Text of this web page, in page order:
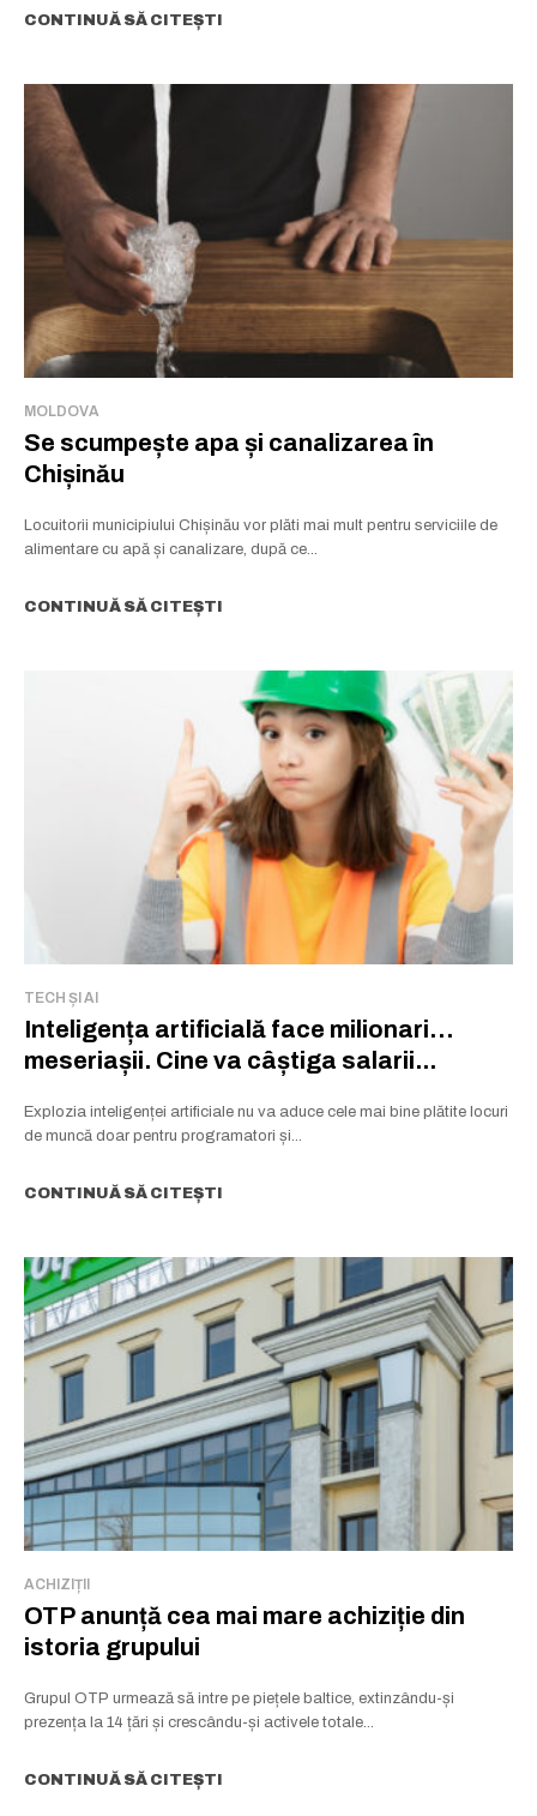
CONTINUĂ SĂ CITEȘTI
MOLDOVA
Se scumpește apa și canalizarea în
Chișinău
Locuitorii municipiului Chișinău vor plăti mai mult pentru serviciile de
alimentare cu apă și canalizare, după ce...
CONTINUĂ SĂ CITEȘTI
TECH ȘI AI
Inteligența artificială face milionari…
meseriașii. Cine va câștiga salarii...
Explozia inteligenței artificiale nu va aduce cele mai bine plătite locuri
de muncă doar pentru programatori și...
CONTINUĂ SĂ CITEȘTI
ACHIZIȚII
OTP anunță cea mai mare achiziție din
istoria grupului
Grupul OTP urmează să intre pe piețele baltice, extinzându-și
prezența la 14 țări și crescându-și activele totale...
CONTINUĂ SĂ CITEȘTI